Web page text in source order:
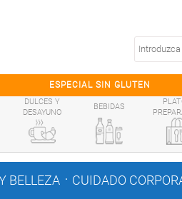
ESPECIAL SIN GLUTEN
DULCES Y
DESAYUNO
BEBIDAS
BELLEZA . CUIDADO